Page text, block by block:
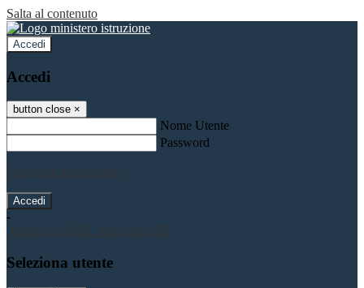
Salta al contenuto
Accedi
Accedi
button close ×
Nome Utente
Password
Password dimenticata?
-
Entra con SPID
Entra con CIE
Seleziona utente